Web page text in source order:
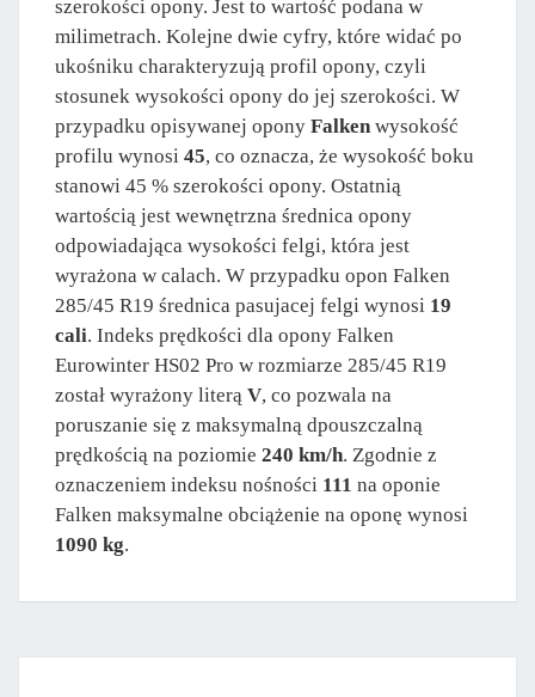
szerokości opony. Jest to wartość podana w
milimetrach. Kolejne dwie cyfry, które widać po
ukośniku charakteryzują profil opony, czyli
stosunek wysokości opony do jej szerokości. W
przypadku opisywanej opony Falken wysokość
profilu wynosi 45, co oznacza, że wysokość boku
stanowi 45 % szerokości opony. Ostatnią
wartością jest wewnętrzna średnica opony
odpowiadająca wysokości felgi, która jest
wyrażona w calach. W przypadku opon Falken
285/45 R19 średnica pasujacej felgi wynosi 19
cali. Indeks prędkości dla opony Falken
Eurowinter HS02 Pro w rozmiarze 285/45 R19
został wyrażony literą V, co pozwala na
poruszanie się z maksymalną dpouszczalną
prędkością na poziomie 240 km/h. Zgodnie z
oznaczeniem indeksu nośności 111 na oponie
Falken maksymalne obciążenie na oponę wynosi
1090 kg.